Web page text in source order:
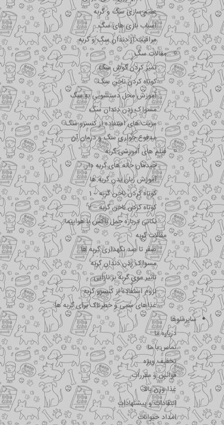
عقیم سازی سگ و گربه
اسباب بازی های سگ
مراقبت از دندان سگ و گربه
مقالات سگ
تمیز کردن گوش سگ
کوتاه کردن ناخن سگ
آموزش محل دستشویی به سگ
مسواک زدن دندان سگ
مزیت های استفاده از کنسرو سگ
مدفوع خواری سگ و درمان آن
فیلم های آموزشی گربه
چیدمان خانه های گربه دار
آموزش زبان بدن گربه ها
کوتاه کردن ناخن گربه – 1
کوتاه کردن ناخن گربه – 2
نکاتی درباره جمل باکس با هواپیما
مقالات گربه
صفر تا صد نگهداری گربه ها
مسواک زدن دندان گربه
تاثیر موی گربه بر نازایی
لزوم استفاده از کنسرو گربه
غذاهای سمی و خطرناک برای گربه ها
سایرمنوها
درباره ما
تماس با ما
تخفیف ویژه
قوانین و مقررات
غذا وزن بالا
انتقادات و پیشنهادات
امداد حیوانات